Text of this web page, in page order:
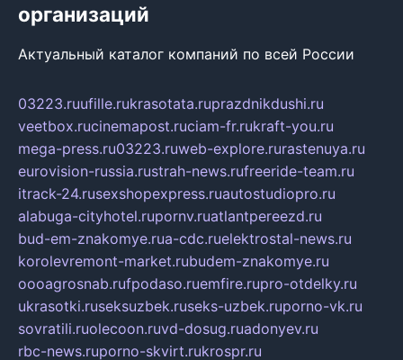
организаций
Актуальный каталог компаний по всей России
03223.ruufille.rukrasotata.ruprazdnikdushi.ru
veetbox.rucinemapost.ruciam-fr.rukraft-you.ru
mega-press.ru03223.ruweb-explore.rurastenuya.ru
eurovision-russia.rustrah-news.rufreeride-team.ru
itrack-24.rusexshopexpress.ruautostudiopro.ru
alabuga-cityhotel.rupornv.ruatlantpereezd.ru
bud-em-znakomye.rua-cdc.ruelektrostal-news.ru
korolevremont-market.rubudem-znakomye.ru
oooagrosnab.rufpodaso.ruemfire.rupro-otdelky.ru
ukrasotki.ruseksuzbek.ruseks-uzbek.ruporno-vk.ru
sovratili.ruolecoon.ruvd-dosug.ruadonyev.ru
rbc-news.ruporno-skvirt.rukrospr.ru